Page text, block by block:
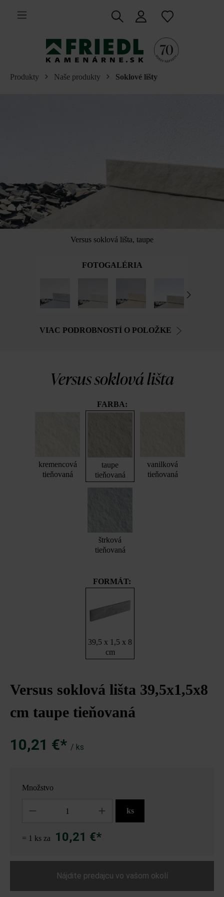
hlavný obsah
Produkty Naše produkty Soklové lišty
Versus soklová lišta, taupe
FOTOGALÉRIA
VIAC PODROBNOSTÍ O POLOŽKE
Versus soklová lišta
FARBA:
kremencová
tieňovaná
taupe
tieňovaná
vanilková
tieňovaná
štrková
tieňovaná
FORMÁT:
39,5 x 1,5 x 8
cm
Versus soklová lišta 39,5x1,5x8
cm taupe tieňovaná
10,21 €* / ks
Množstvo
ks
= 1 ks za 10,21 €*
Nájdite predajcu vo vašom okolí